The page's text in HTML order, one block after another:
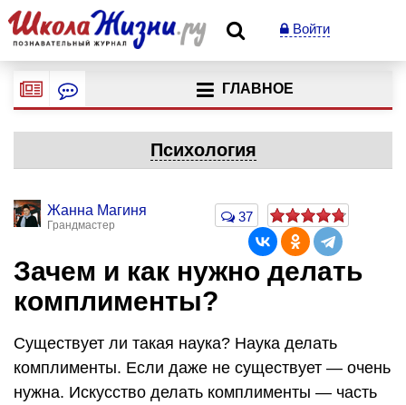
Войти
ГЛАВНОЕ
Психология
Жанна Магиня
Грандмастер
37
Зачем и как нужно делать
комплименты?
Существует ли такая наука? Наука делать
комплименты. Если даже не существует — очень
нужна. Искусство делать комплименты — часть